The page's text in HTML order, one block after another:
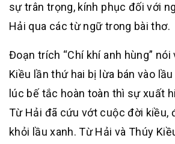
sự trân trọng, kính phục đối với
Hải qua các từ ngữ trong bài thơ.
Đoạn trích “Chí khí anh hùng”
Kiều lần thứ hai bị lừa bán vào
lúc bế tắc hoàn toàn thì sự xuất
Từ Hải đã cứu vớt cuộc đời kiều,
khỏi lầu xanh. Từ Hải và Thúy